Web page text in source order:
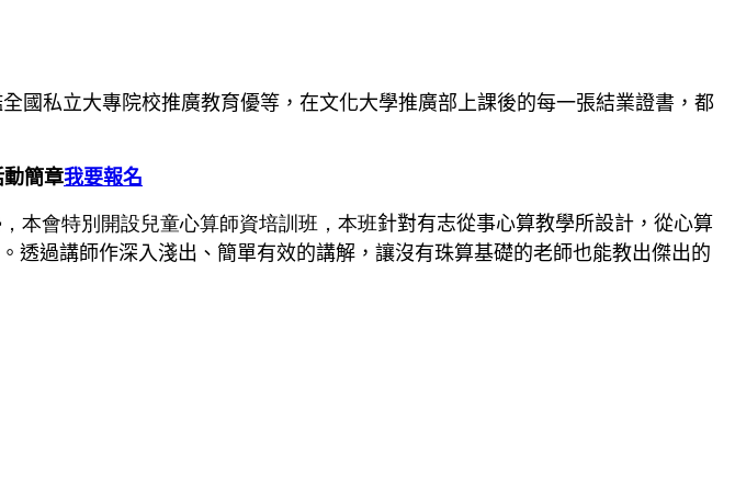
國私立大專院校推廣教育優等，在文化大學推廣部上課後的每一張結業證書，都
簡章我要報名
本會特別開設兒童心算師資培訓班，本班針對有志從事心算教學所設計，從心算
透過講師作深入淺出、簡單有效的講解，讓沒有珠算基礎的老師也能教出傑出的